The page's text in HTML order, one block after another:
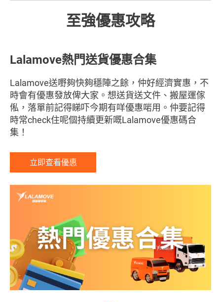
至強優惠攻略
Lalamove熱門送貨優惠合集
Lalamove送嘢夠快夠穩陣之餘，仲好經濟實惠，不
時會有優惠發放俾大家。想送貨送文件、搬屋運傢
俬，落單前記得睇吓今期有咩優惠啱用。仲要記得
時常check住呢個持續更新嘅Lalamove優惠碼合
集！
立即查看優惠
Lalamove熱門送貨優惠合集
Lalamove送嘢夠快夠穩陣之餘，仲好經濟實惠，不
時會有優惠發放俾大家。想送貨送文件、搬屋運傢
俬，落單前記得睇吓今期有咩優惠啱用。仲要記得
時常check住呢個持續更新嘅Lalamove優惠碼合
集！
立即查看優惠
Lalamove熱門送貨優惠合集
Lalamove送嘢夠快夠穩陣之餘，仲好經濟實惠，不
時會有優惠發放俾大家。想送貨送文件、搬屋運傢
俬，落單前記得睇吓今期有咩優惠啱用。仲要記得
時常check住呢個持續更新嘅Lalamove優惠碼合
集！
立即查看優惠